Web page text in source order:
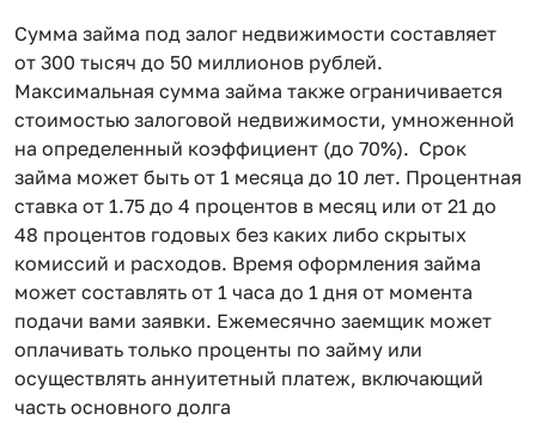
Сумма займа под залог недвижимости составляет
от 300 тысяч до 50 миллионов рублей.
Максимальная сумма займа также ограничивается
стоимостью залоговой недвижимости, умноженной
на определенный коэффициент (до 70%). Срок
займа может быть от 1 месяца до 10 лет. Процентная
ставка от 1.75 до 4 процентов в месяц или от 21 до
48 процентов годовых без каких либо скрытых
комиссий и расходов. Время оформления займа
может составлять от 1 часа до 1 дня от момента
подачи вами заявки. Ежемесячно заемщик может
оплачивать только проценты по займу или
осуществлять аннуитетный платеж, включающий
часть основного долга